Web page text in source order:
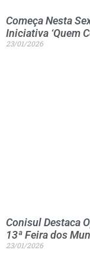
Começa Nesta
Iniciativa ‘Quem
23/01/2026
Conisul Destaca
13ª Feira dos
23/01/2026